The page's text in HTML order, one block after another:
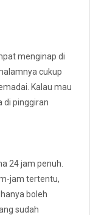
menginap di
cukup
Kalau mau
di pinggiran
24 jam penuh.
jam tertentu,
boleh
sudah